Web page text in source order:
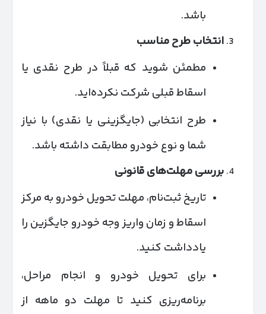
باشد.
انتخاب طرح مناسب
مطمئن شوید که قبلاً در طرح نقدی یا
اسقاط قبلی شرکت نکرده‌اید.
طرح انتخابی (جایگزینی یا نقدی) با نیاز
شما و نوع خودرو مطابقت داشته باشد.
بررسی مهلت‌های قانونی
تاریخ ثبت‌نام، مهلت تحویل خودرو به مرکز
اسقاط و زمان واریز وجه خودرو جایگزین را
یادداشت کنید.
برای تحویل خودرو و انجام مراحل،
برنامه‌ریزی کنید تا مهلت دو ماهه از